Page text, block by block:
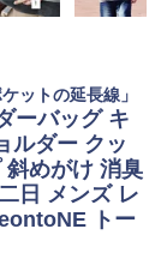
ットの延長線」
ーバッグ キ
ルダー クッ
斜めがけ 消臭
日 メンズ レ
トー